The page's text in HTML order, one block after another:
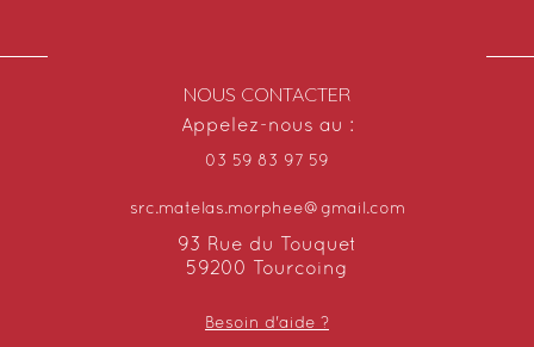
NOUS CONTACTER
Appelez-nous au :
03 59 83 97 59
src.matelas.morphee@gmail.com
93 Rue du Touquet
59200 Tourcoing
Besoin d'aide ?